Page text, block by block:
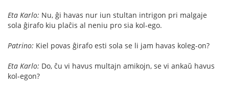
Eta Karlo: Nu, ĝi havas nur iun stultan intrigon pri malgaje
sola ĝirafo kiu plaĉis al neniu pro sia kol-ego.
Patrino: Kiel povas ĝirafo esti sola se li jam havas koleg-on?
Eta Karlo: Do, ĉu vi havus multajn amikojn, se vi ankaŭ havus
kol-egon?